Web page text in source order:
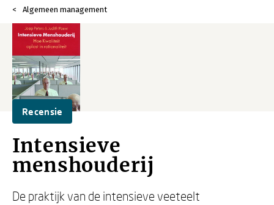
Algemeen management
Recensie
Intensieve
menshouderij
De praktijk van de intensieve veeteelt